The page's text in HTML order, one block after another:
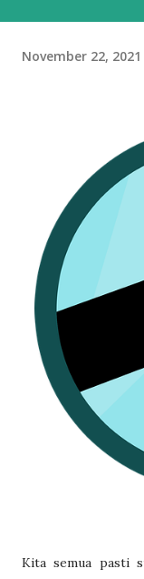
November 22, 2021
Kita semua pasti